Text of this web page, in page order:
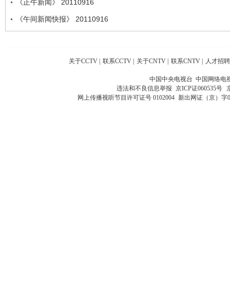
《正午新闻》 20110916
《午间新闻快报》 20110916
关于CCTV | 联系CCTV | 关于CNTV | 联系CNTV | 人才招聘
中国中央电视台 中国网络电
违法和不良信息举报 京ICP证060535号
网上传播视听节目许可证号 0102004 新出网证（京）